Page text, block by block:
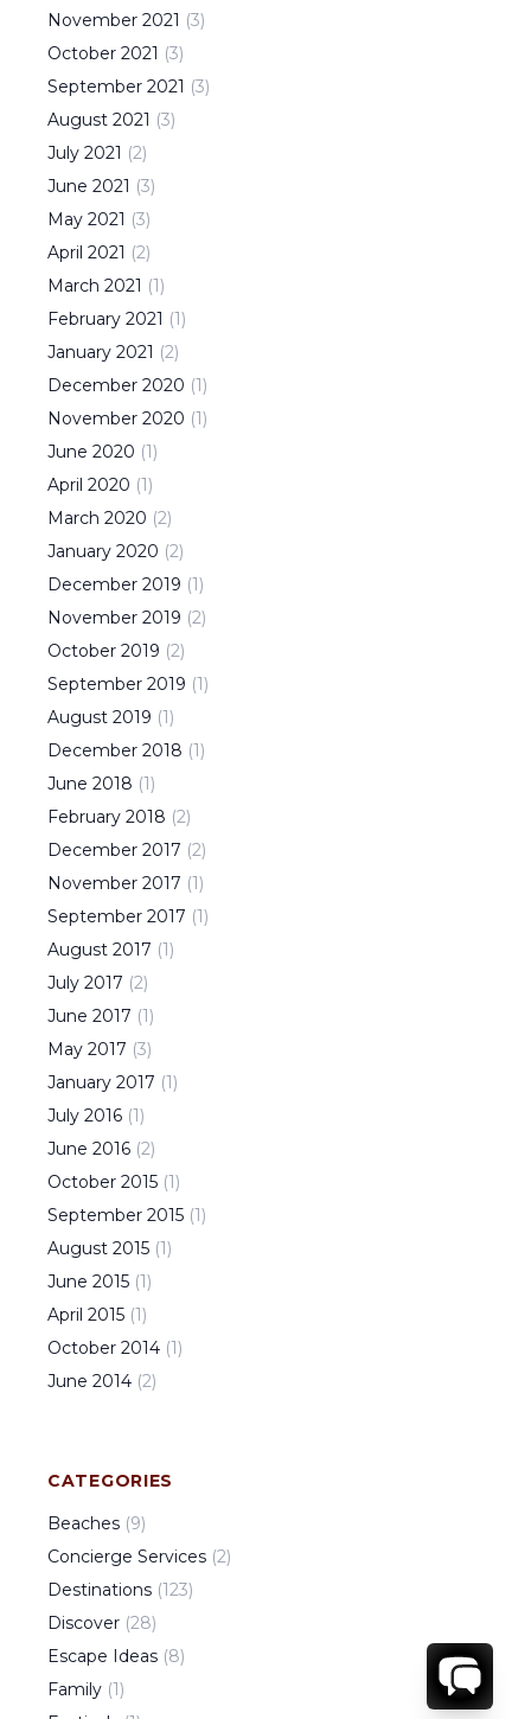
November 2021 (3)
October 2021 (3)
September 2021 (3)
August 2021 (3)
July 2021 (2)
June 2021 (3)
May 2021 (3)
April 2021 (2)
March 2021 (1)
February 2021 (1)
January 2021 (2)
December 2020 (1)
November 2020 (1)
June 2020 (1)
April 2020 (1)
March 2020 (2)
January 2020 (2)
December 2019 (1)
November 2019 (2)
October 2019 (2)
September 2019 (1)
August 2019 (1)
December 2018 (1)
June 2018 (1)
February 2018 (2)
December 2017 (2)
November 2017 (1)
September 2017 (1)
August 2017 (1)
July 2017 (2)
June 2017 (1)
May 2017 (3)
January 2017 (1)
July 2016 (1)
June 2016 (2)
October 2015 (1)
September 2015 (1)
August 2015 (1)
June 2015 (1)
April 2015 (1)
October 2014 (1)
June 2014 (2)
CATEGORIES
Beaches (9)
Concierge Services (2)
Destinations (123)
Discover (28)
Escape Ideas (8)
Family (1)